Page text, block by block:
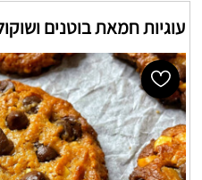
עוגיות חמאת בוטנים